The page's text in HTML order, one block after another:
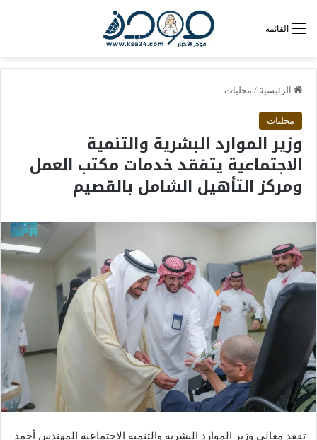
القائمة
الرئيسية / محليات
محليات
وزير الموارد البشرية والتنمية
الاجتماعية يتفقد خدمات مكتب العمل
ومركز التأهيل الشامل بالقصيم
تفقد معالي وزير الموارد البشرية والتنمية الاجتماعية المهندس أحمد